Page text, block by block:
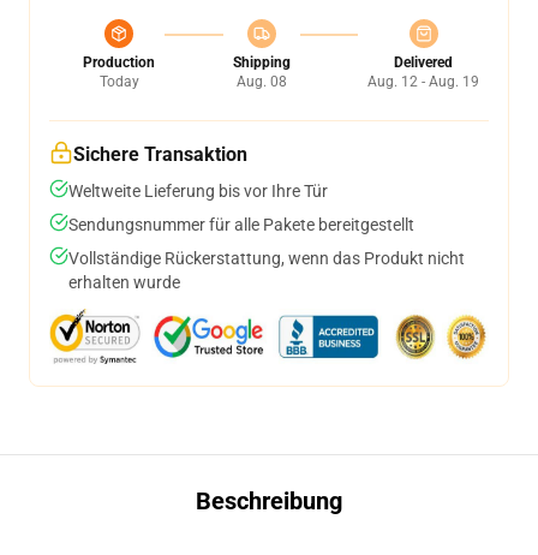
Production
Today
Shipping
Aug. 08
Delivered
Aug. 12 - Aug. 19
Sichere Transaktion
Weltweite Lieferung bis vor Ihre Tür
Sendungsnummer für alle Pakete bereitgestellt
Vollständige Rückerstattung, wenn das Produkt nicht
erhalten wurde
Beschreibung